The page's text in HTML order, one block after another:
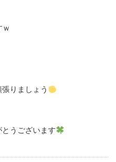
ｗ
りましょう
うございます